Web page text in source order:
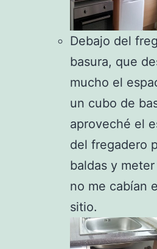
Debajo del
basura, que
mucho el
un cubo de
aproveché el
del fregadero
baldas y
no me cabían
sitio.